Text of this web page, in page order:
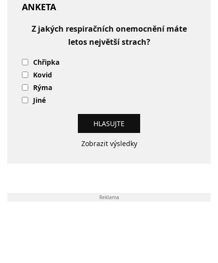
ANKETA
Z jakých respiračních onemocnění máte
letos největší strach?
Chřipka
Kovid
Rýma
Jiné
Zobrazit výsledky
Reklama